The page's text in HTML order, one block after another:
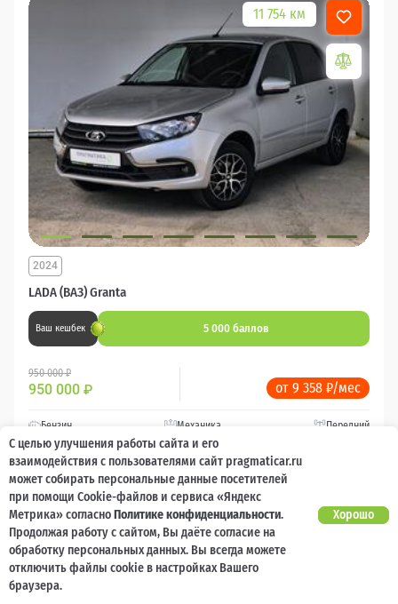
11 754 км
LADA (ВАЗ) Granta
2024
Ваш кешбек 5 000 баллов
950 000 ₽
950 000 ₽ от 9 358 ₽/мес
Бензин Механика Передний
Сравнить
Подробнее
Перезвоним за минуту
С целью улучшения работы сайта и его
взаимодействия с пользователями сайт pragmaticar.ru
может собирать персональные данные посетителей
при помощи Cookie-файлов и сервиса «Яндекс
Метрика» согласноПолитике конфиденциальности.
Продолжая работу с сайтом, Вы даёте согласие на
обработку персональных данных. Вы всегда можете
отключить файлы cookie в настройках Вашего
браузера.
Хорошо